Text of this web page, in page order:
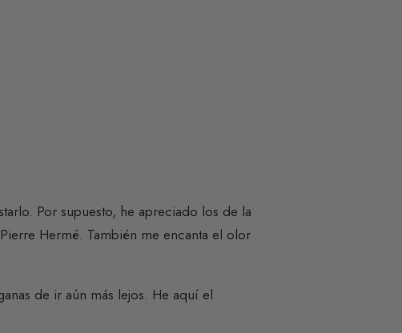
Por supuesto, he apreciado los de la
Hermé. También me encanta el olor
de ir aún más lejos. He aquí el